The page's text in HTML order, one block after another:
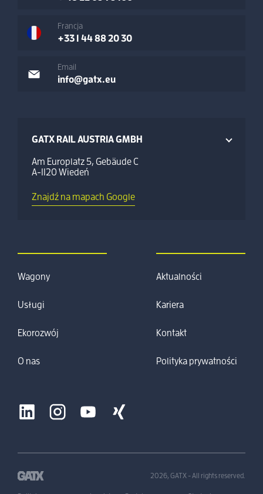
Francja
+33 1 44 88 20 30
Email
info@gatx.eu
GATX RAIL AUSTRIA GMBH
Am Europlatz 5, Gebäude C
A-1120 Wiedeń
Znajdź na mapach Google
Wagony
Usługi
Ekorozwój
O nas
Aktualności
Kariera
Kontakt
Polityka prywatności
2026, GATX - All rights reserved.